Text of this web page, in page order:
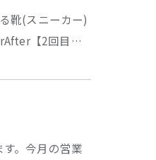
靴(スニーカー)
【2回目…
。今月の営業